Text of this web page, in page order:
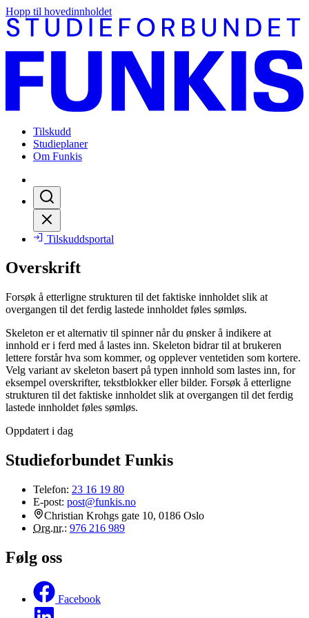
Hopp til hovedinnholdet
Tilskudd
Studieplaner
Om Funkis
Tilskuddsportal
Overskrift
Forsøk å etterligne strukturen til det faktiske innholdet slik at
overgangen til det ferdig lastede innholdet føles sømløs.
Skeleton er et alternativ til spinner når du ønsker å indikere at
innhold er i ferd med å lastes inn. Skeleton bidrar til at brukeren
lettere forstår hva som kommer, og opplever ventetiden som kortere.
Velg variant av skeleton basert på typen innhold som lastes inn, for
eksempel overskrifter, tekstblokker eller bilder. Forsøk å etterligne
strukturen til det faktiske innholdet slik at overgangen til det ferdig
lastede innholdet føles sømløs.
Oppdatert i dag
Studieforbundet Funkis
Telefon: 23 16 19 80
E-post: post@funkis.no
Christian Krohgs gate 10, 0186 Oslo
Org.nr.: 976 216 989
Følg oss
Facebook